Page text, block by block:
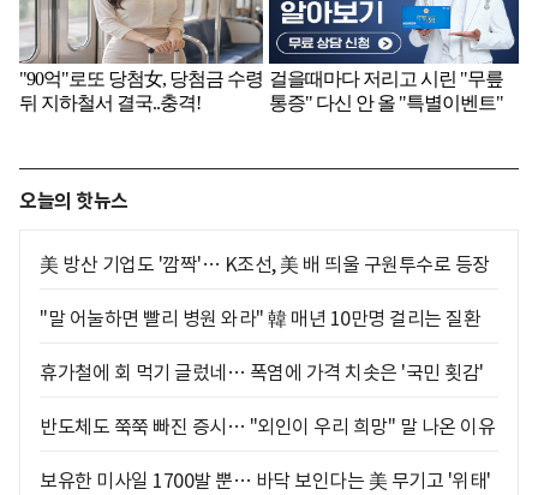
오늘의 핫뉴스
美 방산 기업도 '깜짝'… K조선, 美 배 띄울 구원투수로 등장
"말 어눌하면 빨리 병원 와라" 韓 매년 10만명 걸리는 질환
휴가철에 회 먹기 글렀네… 폭염에 가격 치솟은 '국민 횟감'
반도체도 쭉쭉 빠진 증시… "외인이 우리 희망" 말 나온 이유
보유한 미사일 1700발 뿐… 바닥 보인다는 美 무기고 '위태'